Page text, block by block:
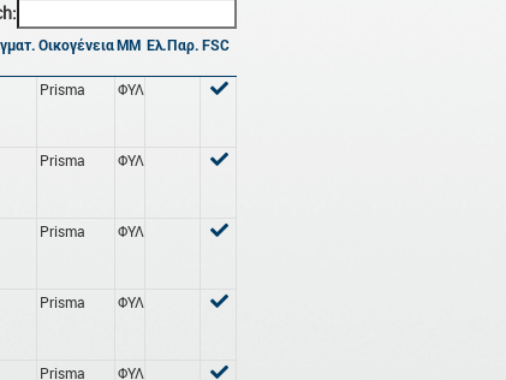
ΟικογένειαΜΜ Ελ.Παρ.FSC
Prisma ΦΥΛ
Prisma ΦΥΛ
Prisma ΦΥΛ
Prisma ΦΥΛ
Prisma ΦΥΛ